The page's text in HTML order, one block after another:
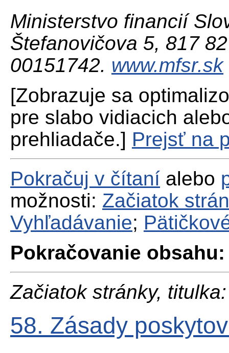
Ministerstvo financií
Štefanovičova 5, 817
00151742. www.mfsr.sk
[Zobrazuje sa
pre slabo vidiacich
prehliadače.] Prejsť na
Pokračuj v čítaní alebo
možnosti: Začiatok
Vyhľadávanie;
Pokračovanie obsahu:
Začiatok stránky, titulka:
58. Zásady